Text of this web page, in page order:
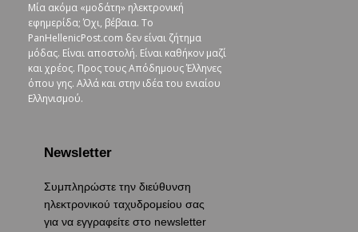
Μία ακόμα «μοδάτη» ηλεκτρονική
εφημερίδα; Όχι, βέβαια. To
PanHellenicPost.com δεν είναι ζήτημα
μόδας. Είναι αποστολή. Είναι καθήκον μαζί
και χρέος. Προς τους Απόδημους Έλληνες
όπου γης. Αλλά και στην ιδέα του ενιαίου
Ελληνισμού.
Newsletter
Συμπληρώστε την διεύθυνση
ηλεκτρονικού ταχυδρομείου σας
για να εγγραφείτε στο newsletter